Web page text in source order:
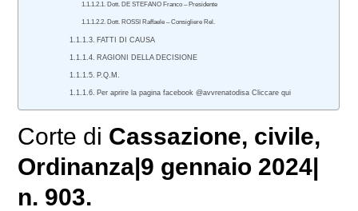
Dott. DE STEFANO Franco – Presidente
Dott. ROSSI Raffaele – Consigliere Rel.
FATTI DI CAUSA
RAGIONI DELLA DECISIONE
P.Q.M.
Per aprire la pagina facebook @avvrenatodisa Cliccare qui
Corte di Cassazione, civile,
Ordinanza|9 gennaio 2024|
n. 903.